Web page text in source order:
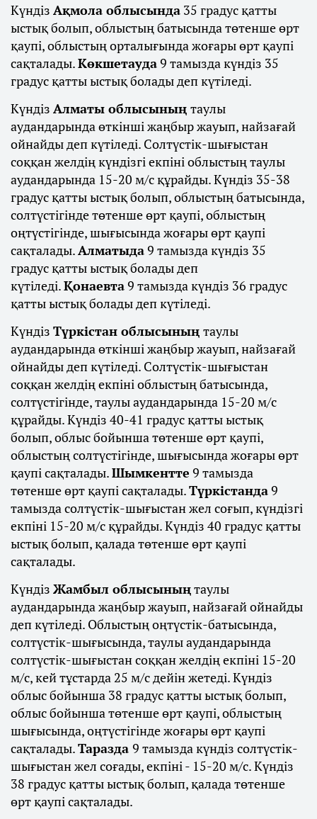
Күндіз Ақмола облысында 35 градус қатты
ыстық болып, облыстың батысында төтенше өрт
қаупі, облыстың орталығында жоғары өрт қаупі
сақталады.Көкшетауда9 тамызда күндіз 35
градус қатты ыстық болады деп күтіледі.
Күндіз Алматы облысының таулы
аудандарында өткінші жаңбыр жауып, найзағай
ойнайды деп күтіледі. Солтүстік-шығыстан
соққан желдің күндізгі екпіні облыстың таулы
аудандарында 15-20 м/с құрайды. Күндіз 35-38
градус қатты ыстық болып, облыстың батысында,
солтүстігінде төтенше өрт қаупі, облыстың
оңтүстігінде, шығысында жоғары өрт қаупі
сақталады.Алматыда9 тамызда күндіз 35
градус қатты ыстық болады деп
күтіледі.Қонаевта9 тамызда күндіз 36 градус
қатты ыстық болады деп күтіледі.
Күндіз Түркістан облысының таулы
аудандарында өткінші жаңбыр жауып, найзағай
ойнайды деп күтіледі. Солтүстік-шығыстан
соққан желдің екпіні облыстың батысында,
солтүстігінде, таулы аудандарында 15-20 м/с
құрайды. Күндіз 40-41 градус қатты ыстық
болып, облыс бойынша төтенше өрт қаупі,
облыстың солтүстігінде, шығысында жоғары өрт
қаупі сақталады.Шымкентте 9 тамызда
төтенше өрт қаупі сақталады.Түркістанда9
тамызда солтүстік-шығыстан жел соғып, күндізгі
екпіні 15-20 м/с құрайды. Күндіз 40 градус қатты
ыстық болып, қалада төтенше өрт қаупі
сақталады.
Күндіз Жамбыл облысыныңтаулы
аудандарында жаңбыр жауып, найзағай ойнайды
деп күтіледі. Облыстың оңтүстік-батысында,
солтүстік-шығысында, таулы аудандарында
солтүстік-шығыстан соққан желдің екпіні 15-20
м/с, кей тұстарда 25 м/с дейін жетеді. Күндіз
облыс бойынша 38 градус қатты ыстық болып,
облыс бойынша төтенше өрт қаупі, облыстың
шығысында, оңтүстігінде жоғары өрт қаупі
сақталады.Таразда 9 тамызда күндіз солтүстік-
шығыстан жел соғады, екпіні - 15-20 м/с. Күндіз
38 градус қатты ыстық болып, қалада төтенше
өрт қаупі сақталады.